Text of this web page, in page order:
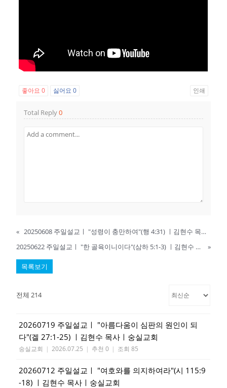
좋아요0 싫어요0 인쇄
Total Reply0
«
20250608 주일설교ㅣ "성령이 충만하여"(행 4:31) ㅣ김현수 목사ㅣ숭실교회
20250622 주일설교ㅣ "한 골육이니이다"(삼하 5:1-3) ㅣ김현수 목사ㅣ숭실교회
»
목록보기
전체 214
20260719 주일설교ㅣ "아름다움이 심판의 원인이 되
다"(겔 27:1-25) ㅣ김현수 목사ㅣ숭실교회
숭실교회 | 2026.07.25 | 추천 0 | 조회 85
20260712 주일설교ㅣ "여호와를 의지하여라"(시 115:9
-18) ㅣ김현수 목사ㅣ숭실교회